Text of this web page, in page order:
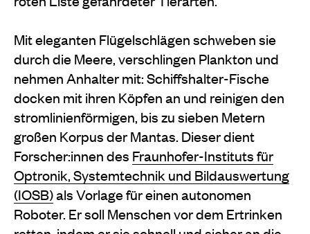
Mit eleganten Flügelschlägen schweben sie
durch die Meere, verschlingen Plankton und
nehmen Anhalter mit: Schiffshalter-Fische
docken mit ihren Köpfen an und reinigen den
stromlinienförmigen, bis zu sieben Metern
großen Korpus der Mantas. Dieser dient
Forscher:innen des Fraunhofer-Instituts für
Optronik, Systemtechnik und Bildauswertung
(IOSB)als Vorlagefür einen autonomen
Roboter. Er soll Menschen vor dem Ertrinken